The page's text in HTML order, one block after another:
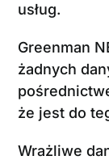
usług.
Greenman
żadnych
że jest do
Wrażliwe